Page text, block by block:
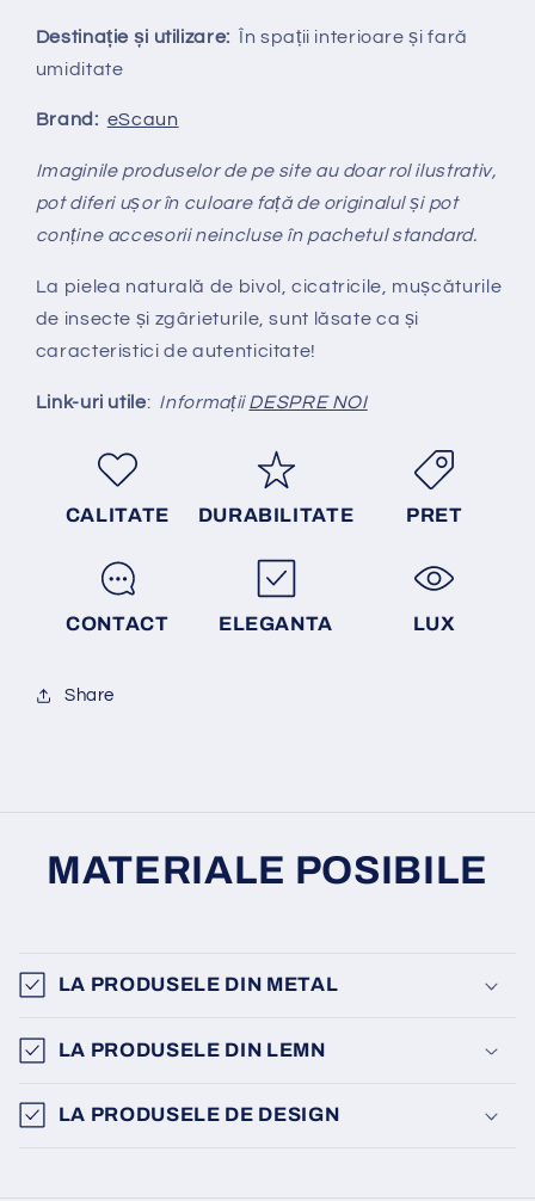
Destinație și utilizare: În spații interioare și fară
umiditate
Brand: eScaun
Imaginile produselor de pe site au doar rol ilustrativ,
pot diferi ușor în culoare față de originalul și pot
conține accesorii neincluse în pachetul standard.
La pielea naturală de bivol, cicatricile, mușcăturile
de insecte și zgârieturile, sunt lăsate ca și
caracteristici de autenticitate!
Link-uri utile: InformațiiDESPRE NOI
CALITATE DURABILITATE PRET
CONTACT ELEGANTA LUX
Share
MATERIALE POSIBILE
LA PRODUSELE DIN METAL
LA PRODUSELE DIN LEMN
LA PRODUSELE DE DESIGN